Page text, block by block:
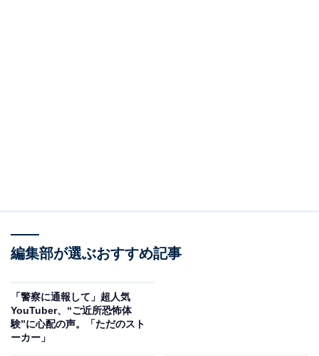
編集部が選ぶおすすめ記事
「警察に通報して」超人気
YouTuber、“ご近所恐怖体
験”に心配の声。「ただのスト
ーカー」